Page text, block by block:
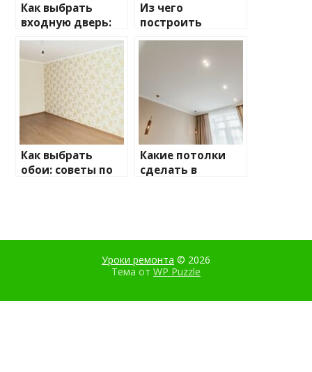
Как выбрать
входную дверь:
ключевые
моменты, на
которые стоит
обратить
внимание
Из чего
построить
дачный дом:
Как выбрать
обои: советы по
Какие потолки
сделать в
Уроки ремонта © 2026
Тема от WP Puzzle